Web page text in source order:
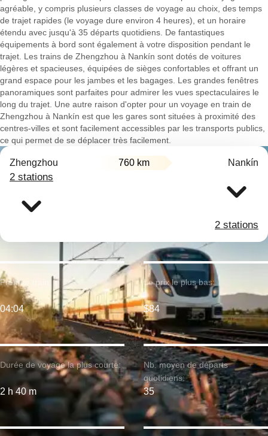
agréable, y compris plusieurs classes de voyage au choix, des temps
de trajet rapides (le voyage dure environ 4 heures), et un horaire
étendu avec jusqu'à 35 départs quotidiens. De fantastiques
équipements à bord sont également à votre disposition pendant le
trajet. Les trains de Zhengzhou à Nankín sont dotés de voitures
légères et spacieuses, équipées de sièges confortables et offrant un
grand espace pour les jambes et les bagages. Les grandes fenêtres
panoramiques sont parfaites pour admirer les vues spectaculaires le
long du trajet. Une autre raison d'opter pour un voyage en train de
Zhengzhou à Nankín est que les gares sont situées à proximité des
centres-villes et sont facilement accessibles par les transports publics,
ce qui permet de se déplacer très facilement.
Zhengzhou 760 km Nankín
2 stations
2 stations
Durée de voyage la plus courte:
2 h 40 m
Premier train:
04:04
Le prix le plus bas:
$84
Nb. moyen de départs
quotidiens:
35